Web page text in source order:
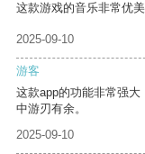
这款游戏的音乐非常优
2025-09-10
游客
这款app的功能非常强
中游刃有余。
2025-09-10